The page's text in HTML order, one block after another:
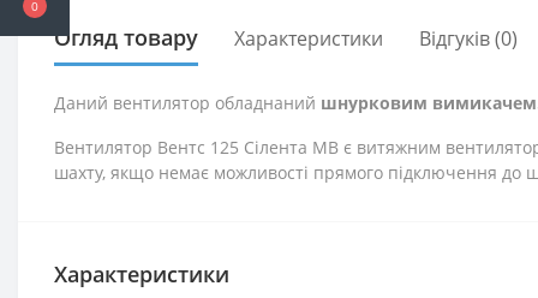
0
Огляд товару Характеристики Відгуків (0)
Даний вентилятор обладнаний шнурковим
Вентилятор Вентс 125 Сілента МВ є витяжним
шахту, якщо немає можливості прямого підключення до
Характеристики